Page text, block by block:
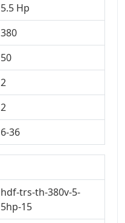
5.5 Hp
380
50
2
2
6-36
hdf-trs-th-380v-5-
5hp-15